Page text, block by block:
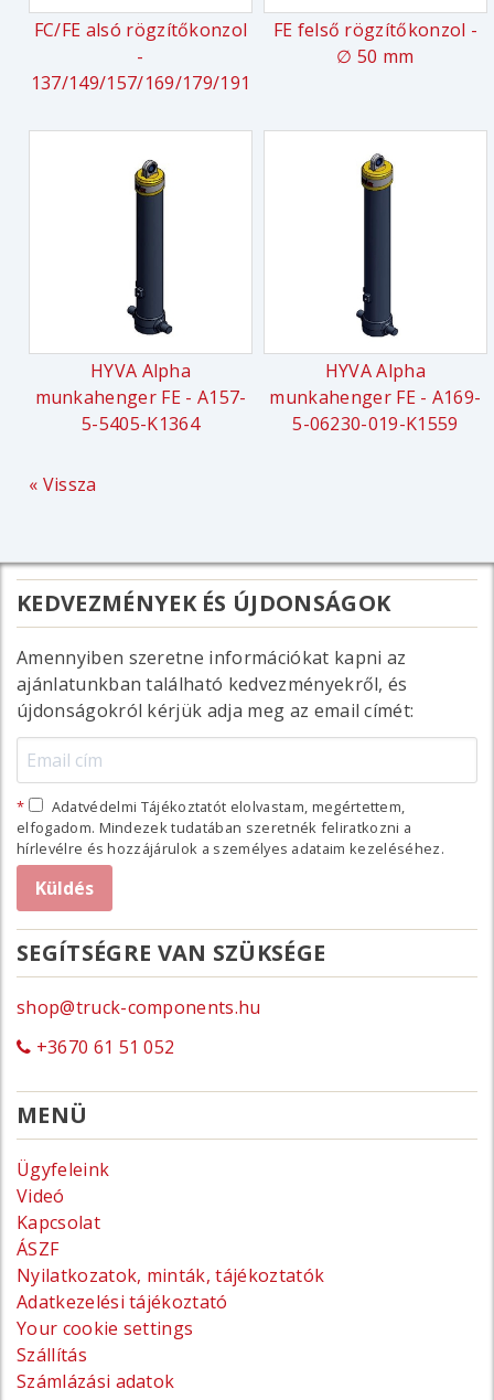
FC/FE alsó rögzítőkonzol
-
137/149/157/169/179/191
FE felső rögzítőkonzol -
∅ 50 mm
HYVA Alpha
munkahenger FE - A157-
5-5405-K1364
HYVA Alpha
munkahenger FE - A169-
5-06230-019-K1559
« Vissza
KEDVEZMÉNYEK ÉS ÚJDONSÁGOK
Amennyiben szeretne információkat kapni az
ajánlatunkban található kedvezményekről, és
újdonságokról kérjük adja meg az email címét:
Adatvédelmi Tájékoztatót elolvastam, megértettem,
elfogadom. Mindezek tudatában szeretnék feliratkozni a
hírlevélre és hozzájárulok a személyes adataim kezeléséhez.
SEGÍTSÉGRE VAN SZÜKSÉGE
shop@truck-components.hu
+3670 61 51 052
MENÜ
Ügyfeleink
Videó
Kapcsolat
ÁSZF
Nyilatkozatok, minták, tájékoztatók
Adatkezelési tájékoztató
Your cookie settings
Szállítás
Számlázási adatok